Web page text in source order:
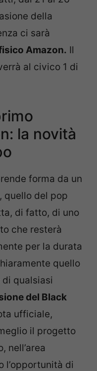
della
ci sarà
Amazon. Il
al civico 1 di
la novità
forma da un
quello del pop
di fatto, di uno
che resterà
per la durata
quello
di qualsiasi
del Black
ufficiale,
il progetto
nell’area
l’opportunità di